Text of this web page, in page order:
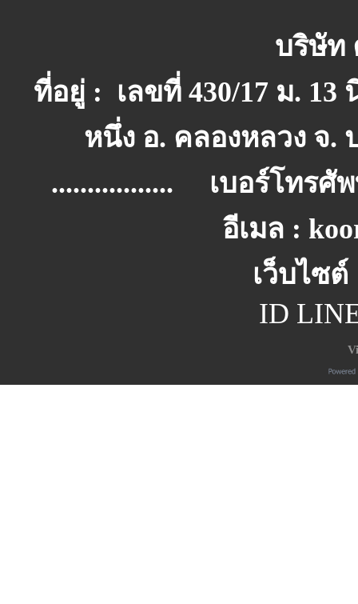
บริษัท
ที่อยู่ : เลขที่ 430/17 ม.
หนึ่ง อ. คลองหลวง จ.
................. เบอร์โทรศัพ
อีเมล :
เว็บไซต์
ID